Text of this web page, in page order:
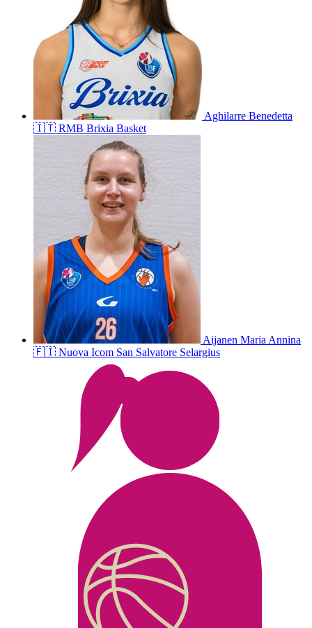
Aghilarre Benedetta
🇮🇹 RMB Brixia Basket
Aijanen Maria Annina
🇫🇮 Nuova Icom San Salvatore Selargius